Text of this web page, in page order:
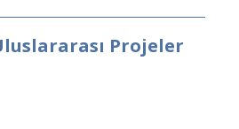
Projeler